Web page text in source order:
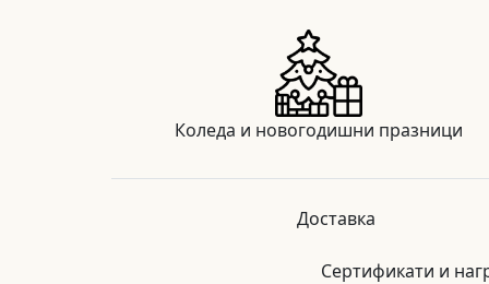
Коледа и новогодишни празници
Доставка
Сертификати и